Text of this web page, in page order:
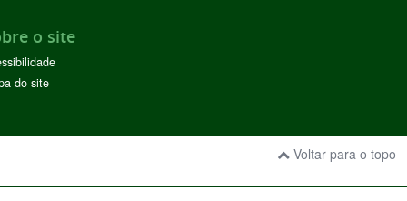
o site
do site
Voltar para o topo